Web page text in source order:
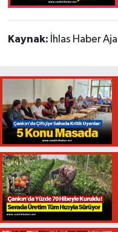
Kaynak: İhlas Haber